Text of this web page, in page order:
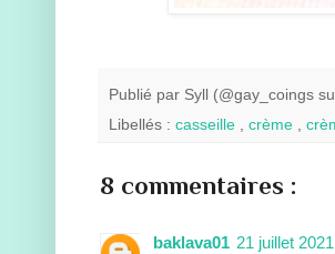
Publié par Syll (@gay_coings
Libellés : casseille , crème ,
8 commentaires :
baklava01 21 juillet